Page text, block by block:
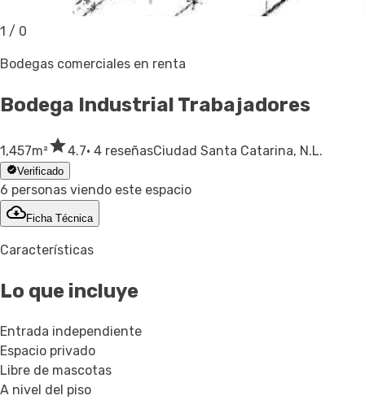
1 / 0
Bodegas comerciales en renta
Bodega Industrial Trabajadores
1,457m² 4.7· 4 reseñasCiudad Santa Catarina, N.L.
Verificado
6 personas viendo este espacio
Ficha Técnica
Características
Lo que incluye
Entrada independiente
Espacio privado
Libre de mascotas
A nivel del piso